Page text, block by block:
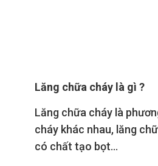
Lăng chữa cháy là gì ?
Lăng chữa cháy là
cháy khác nhau, lăng
có chất tạo bọt...